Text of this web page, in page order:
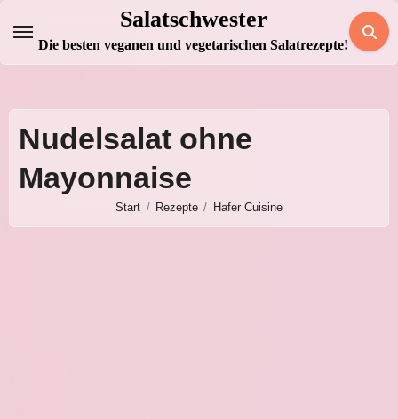
Inhalt
springen
Salatschwester
Die besten veganen und vegetarischen Salatrezepte!
Nudelsalat ohne
Mayonnaise
Start Rezepte Hafer Cuisine